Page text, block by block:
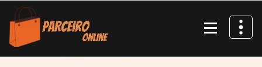
Pular
para
conteúdo